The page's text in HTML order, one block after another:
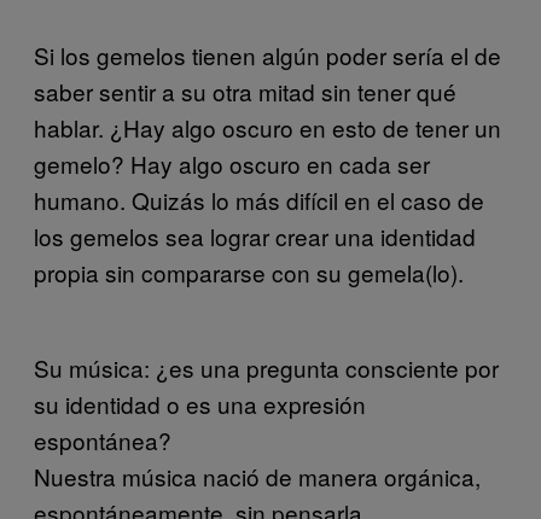
Si los gemelos tienen algún poder sería el de
saber sentir a su otra mitad sin tener qué
hablar. ¿Hay algo oscuro en esto de tener un
gemelo? Hay algo oscuro en cada ser
humano. Quizás lo más difícil en el caso de
los gemelos sea lograr crear una identidad
propia sin compararse con su gemela(lo).
Su música: ¿es una pregunta consciente por
su identidad o es una expresión
espontánea?
Nuestra música nació de manera orgánica,
espontáneamente, sin pensarla.